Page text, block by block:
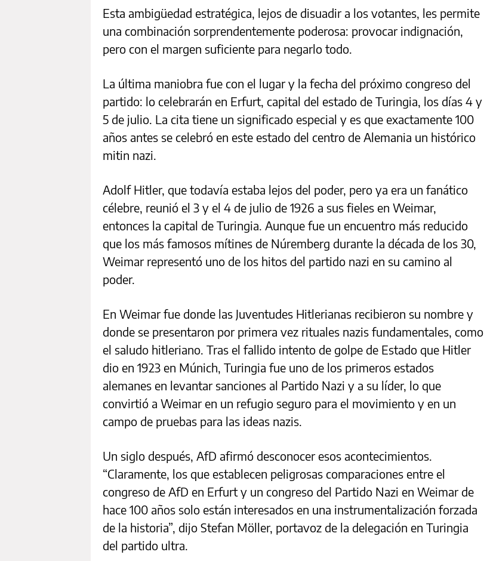
Esta ambigüedad estratégica, lejos de disuadir a los votantes, les permite
una combinación sorprendentemente poderosa: provocar indignación,
pero con el margen suficiente para negarlo todo.
La última maniobra fue con el lugar y la fecha del próximo congreso del
partido: lo celebrarán en Erfurt, capital del estado de Turingia, los días 4 y
5 de julio. La cita tiene un significado especial y es que exactamente 100
años antes se celebró en este estado del centro de Alemania un histórico
mitin nazi.
Adolf Hitler, que todavía estaba lejos del poder, pero ya era un fanático
célebre, reunió el 3 y el 4 de julio de 1926 a sus fieles en Weimar,
entonces la capital de Turingia. Aunque fue un encuentro más reducido
que los más famosos mítines de Núremberg durante la década de los 30,
Weimar representó uno de los hitos del partido nazi en su camino al
poder.
En Weimar fue donde las Juventudes Hitlerianas recibieron su nombre y
donde se presentaron por primera vez rituales nazis fundamentales, como
el saludo hitleriano. Tras el fallido intento de golpe de Estado que Hitler
dio en 1923 en Múnich, Turingia fue uno de los primeros estados
alemanes en levantar sanciones al Partido Nazi y a su líder, lo que
convirtió a Weimar en un refugio seguro para el movimiento y en un
campo de pruebas para las ideas nazis.
Un siglo después, AfD afirmó desconocer esos acontecimientos.
“Claramente, los que establecen peligrosas comparaciones entre el
congreso de AfD en Erfurt y un congreso del Partido Nazi en Weimar de
hace 100 años solo están interesados en una instrumentalización forzada
de la historia”, dijo Stefan Möller, portavoz de la delegación en Turingia
del partido ultra.